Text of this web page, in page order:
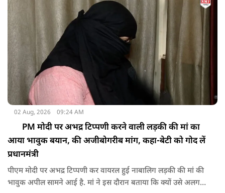
02 Aug, 2026 09:24 AM
PM मोदी पर अभद्र टिप्पणी करने वाली लड़की की मां का
आया भावुक बयान, की अजीबोगरीब मांग, कहा-बेटी को गोद लें
प्रधानमंत्री
पीएम मोदी पर अभद्र टिप्पणी कर वायरल हुई नाबालिग लड़की की मां की
भावुक अपील सामने आई है. मां ने इस दौरान बताया कि क्यों उसे अलग